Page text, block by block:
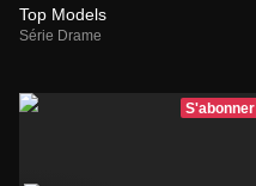
Top Models
Série Drame
S'abonner